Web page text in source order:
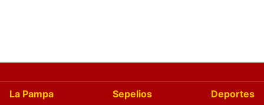
La Pampa Sepelios
Deportes